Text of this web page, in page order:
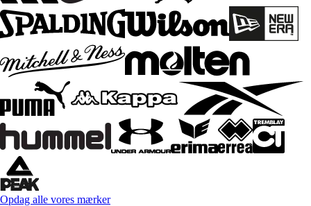
Opdag alle vores mærker